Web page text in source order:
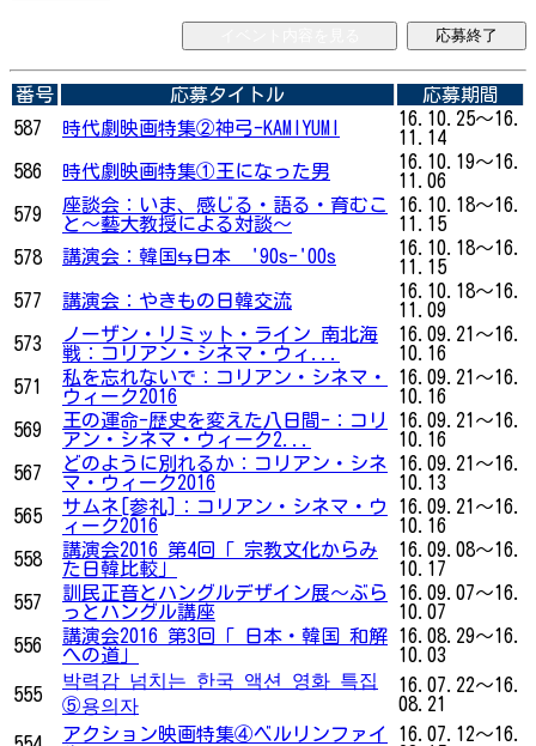
応募終了
番号 応募タイトル
応募期間
587
時代劇映画特集②神弓-KAMIYUMI
16.10.25～16.
11.14
586
時代劇映画特集①王になった男
16.10.19～16.
11.06
579
座談会：いま、感じる・語る・育むこ
と～藝大教授による対談〜
16.10.18～16.
11.15
578
講演会：韓国⇆日本 '90s-'00s
16.10.18～16.
11.15
577
講演会：やきもの日韓交流
16.10.18～16.
11.09
573
ノーザン・リミット・ライン 南北海
戦：コリアン・シネマ・ウィ...
16.09.21～16.
10.16
571
私を忘れないで：コリアン・シネマ・
ウィーク2016
16.09.21～16.
10.16
569
王の運命-歴史を変えた八日間-：コリ
アン・シネマ・ウィーク2...
16.09.21～16.
10.16
567
どのように別れるか：コリアン・シネ
マ・ウィーク2016
16.09.21～16.
10.13
565
サムネ[参礼]：コリアン・シネマ・ウ
ィーク2016
16.09.21～16.
10.16
558
講演会2016 第4回「 宗教文化からみ
た日韓比較」
16.09.08～16.
10.17
557
訓民正音とハングルデザイン展～ぶら
っとハングル講座
16.09.07～16.
10.07
556
講演会2016 第3回「 日本・韓国 和解
への道」
16.08.29～16.
10.03
555
박력감 넘치는 한국 액션 영화 특집
⑤용의자
16.07.22～16.
08.21
アクション映画特集④ベルリンファイ
16.07.12～16.